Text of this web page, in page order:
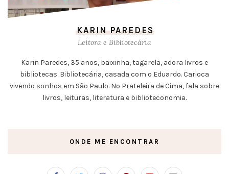
KARIN PAREDES
Leitora e Bibliotecária
Karin Paredes, 35 anos, baixinha, tagarela, adora livros e
bibliotecas. Bibliotecária, casada com o Eduardo. Carioca
vivendo sonhos em São Paulo. No Prateleira de Cima, fala sobre
livros, leituras, literatura e biblioteconomia.
ONDE ME ENCONTRAR